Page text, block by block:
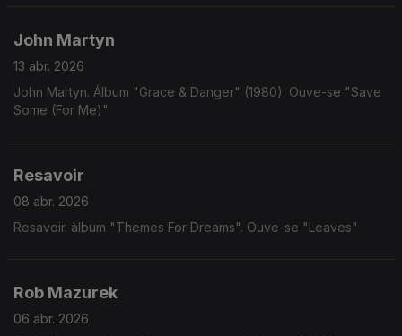
John Martyn
13 abr. 2026
John Martyn. Álbum "Grace & Danger" (1980). Ouve-se "Save
Some (For Me)"
Resavoir
08 abr. 2026
Resavoir. àlbum "Themes For Dreams". Ouve-se "Leaves"
Rob Mazurek
06 abr. 2026